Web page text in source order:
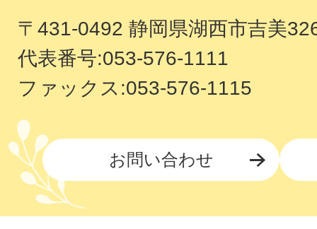
〒431-0492 静岡県湖西市吉美
代表番号:053-576-1111
ファックス:053-576-1115
お問い合わせ